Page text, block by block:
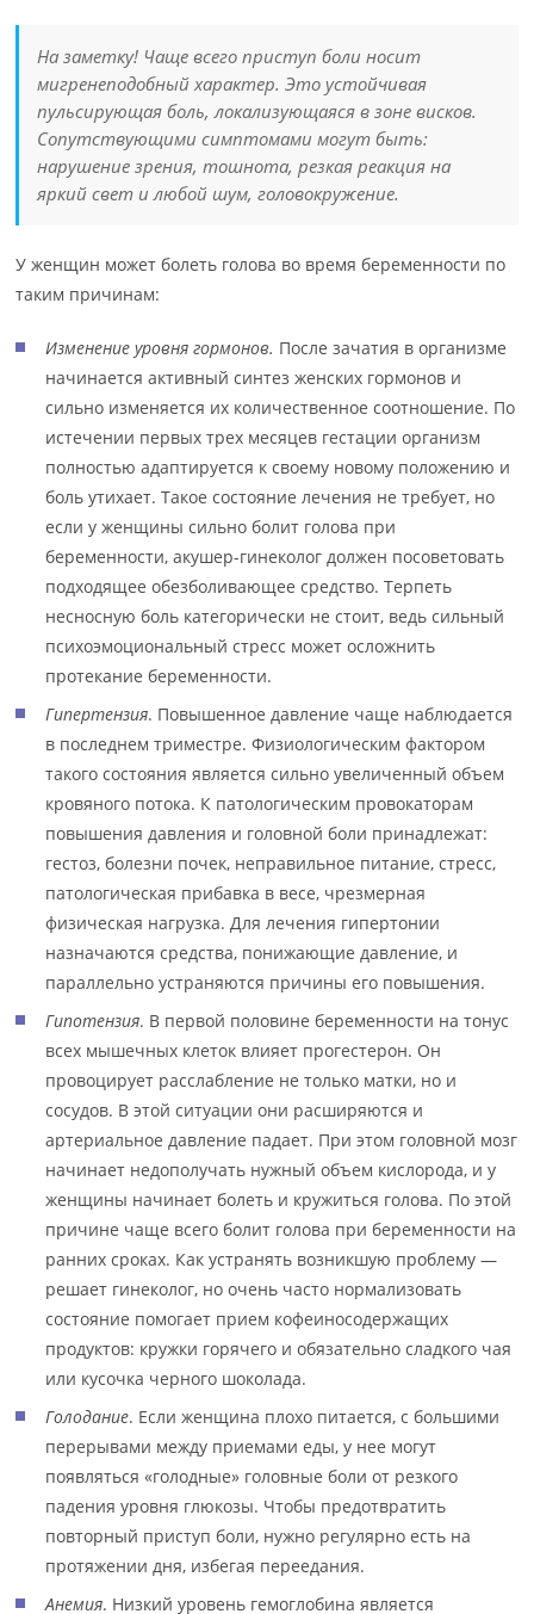
На заметку! Чаще всего приступ боли носит
мигренеподобный характер. Это устойчивая
пульсирующая боль, локализующаяся в зоне висков.
Сопутствующими симптомами могут быть:
нарушение зрения, тошнота, резкая реакция на
яркий свет и любой шум, головокружение.
У женщин может болеть голова во время беременности по
таким причинам:
Изменение уровня гормонов. После зачатия в организме
начинается активный синтез женских гормонов и
сильно изменяется их количественное соотношение. По
истечении первых трех месяцев гестации организм
полностью адаптируется к своему новому положению и
боль утихает. Такое состояние лечения не требует, но
если у женщины сильно болит голова при
беременности, акушер-гинеколог должен посоветовать
подходящее обезболивающее средство. Терпеть
несносную боль категорически не стоит, ведь сильный
психоэмоциональный стресс может осложнить
протекание беременности.
Гипертензия. Повышенное давление чаще наблюдается
в последнем триместре. Физиологическим фактором
такого состояния является сильно увеличенный объем
кровяного потока. К патологическим провокаторам
повышения давления и головной боли принадлежат:
гестоз, болезни почек, неправильное питание, стресс,
патологическая прибавка в весе, чрезмерная
физическая нагрузка. Для лечения гипертонии
назначаются средства, понижающие давление, и
параллельно устраняются причины его повышения.
Гипотензия. В первой половине беременности на тонус
всех мышечных клеток влияет прогестерон. Он
провоцирует расслабление не только матки, но и
сосудов. В этой ситуации они расширяются и
артериальное давление падает. При этом головной мозг
начинает недополучать нужный объем кислорода, и у
женщины начинает болеть и кружиться голова. По этой
причине чаще всего болит голова при беременности на
ранних сроках. Как устранять возникшую проблему —
решает гинеколог, но очень часто нормализовать
состояние помогает прием кофеиносодержащих
продуктов: кружки горячего и обязательно сладкого чая
или кусочка черного шоколада.
Голодание. Если женщина плохо питается, с большими
перерывами между приемами еды, у нее могут
появляться «голодные» головные боли от резкого
падения уровня глюкозы. Чтобы предотвратить
повторный приступ боли, нужно регулярно есть на
протяжении дня, избегая переедания.
Анемия. Низкий уровень гемоглобина является